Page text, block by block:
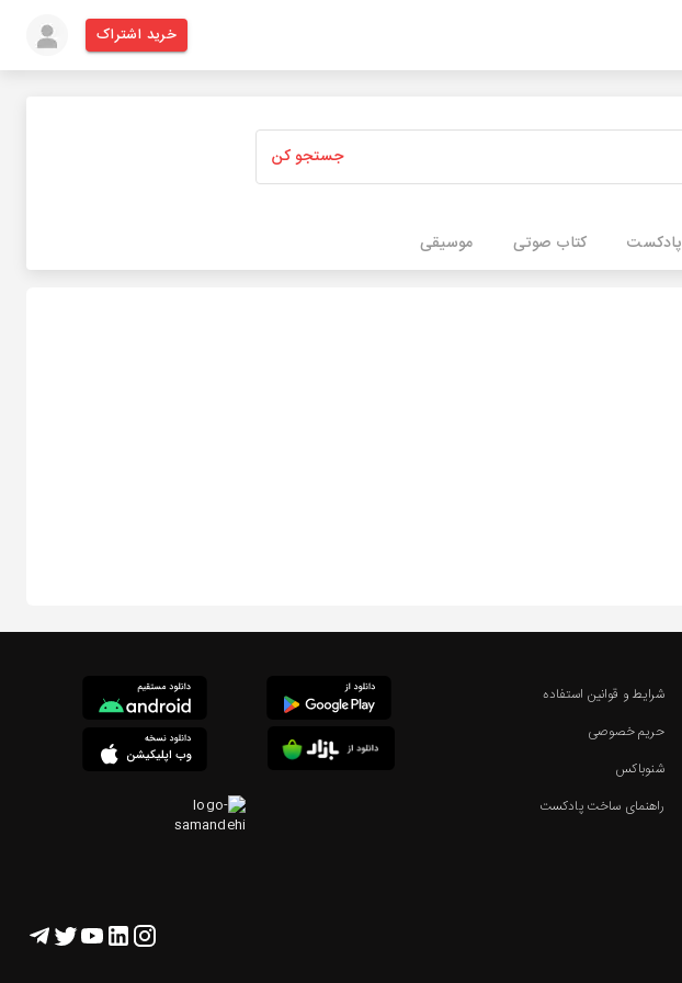
خرید اشتراک
جستجو کن
پادکست کتاب صوتی موسیقی
شرایط و قوانین استفاده
حریم خصوصی
شنوباکس
راهنمای ساخت پادکست